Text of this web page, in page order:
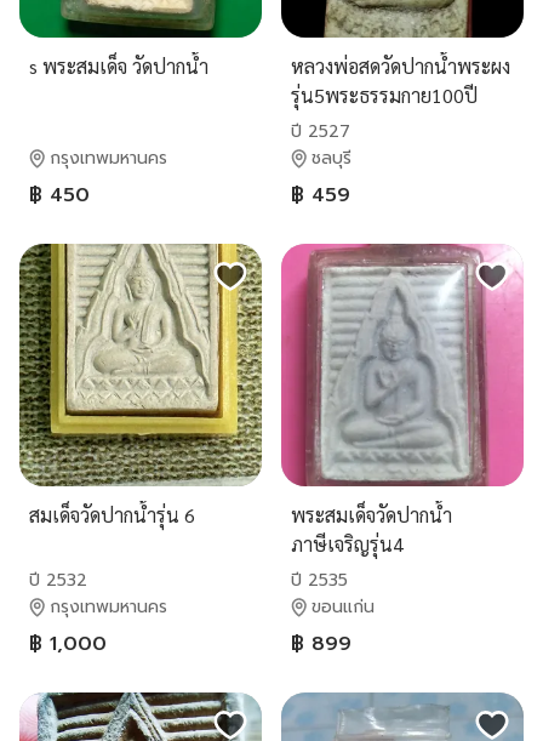
s พระสมเด็จ วัดปากน้ำ
กรุงเทพมหานคร
฿ 450
หลวงพ่อสดวัดปากน้ำพระผง
รุ่น5พระธรรมกาย100ปี
ปี 2527
ชลบุรี
฿ 459
สมเด็จวัดปากน้ำรุ่น 6
ปี 2532
กรุงเทพมหานคร
฿ 1,000
พระสมเด็จวัดปากน้ำ
ภาษีเจริญรุ่น4
ปี 2535
ขอนแก่น
฿ 899